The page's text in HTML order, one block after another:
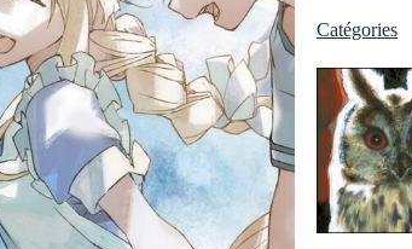
13/07/2026 :
05/07/2026 :
jours à la
2026/06/27 :
MangaGamer.
19/06/2026 :
06/06/2026 :
Mashima !
29/05/2026 :
français !?
Catégories